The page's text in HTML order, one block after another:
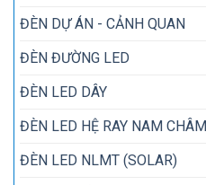
ĐÈN DỰ ÁN - CẢNH QUAN
ĐÈN ĐƯỜNG LED
ĐÈN LED DÂY
ĐÈN LED HỆ RAY NAM CHÂM
ĐÈN LED NLMT (SOLAR)